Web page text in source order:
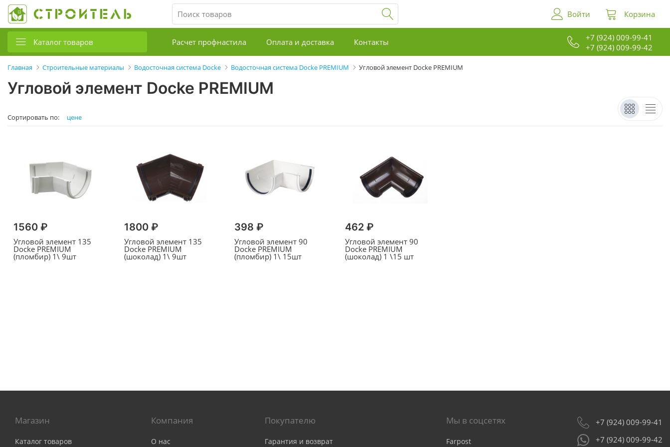
Войти Корзина
Каталог товаров Расчет профнастила Оплата и доставка Контакты
+7 (924) 009-99-41
+7 (924) 009-99-42
Главная Строительные материалы Водосточная система Docke Водосточная система Docke PREMIUM Угловой элемент Docke PREMIUM
Угловой элемент Docke PREMIUM
Сортировать по: цене
1560 ₽
Угловой элемент 135
Docke PREMIUM
(пломбир) 1\ 9шт
1800 ₽
Угловой элемент 135
Docke PREMIUM
(шоколад) 1\ 9шт
398 ₽
Угловой элемент 90
Docke PREMIUM
(пломбир) 1\ 15шт
462 ₽
Угловой элемент 90
Docke PREMIUM
(шоколад) 1 \15 шт
Магазин
Каталог товаров
Компания
О нас
Покупателю
Гарантия и возврат
Мы в соцсетях
Farpost
+7 (924) 009-99-41
+7 (924) 009-99-42